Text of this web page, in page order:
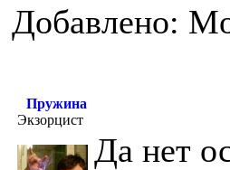
Добавлено:
Пружина
Экзорцист
Да нет